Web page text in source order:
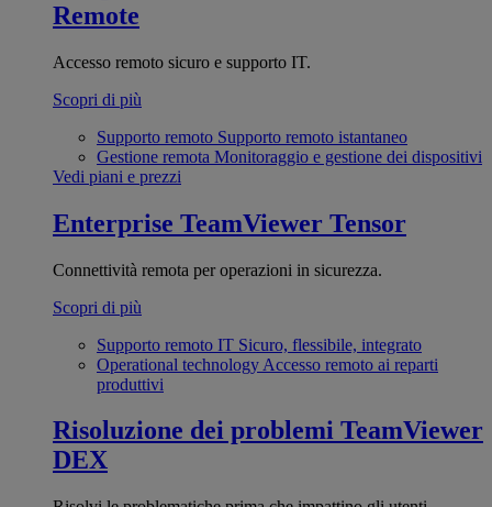
Remote
Accesso remoto sicuro e supporto IT.
Scopri di più
Supporto remoto Supporto remoto istantaneo
Gestione remota Monitoraggio e gestione dei dispositivi
Vedi piani e prezzi
Enterprise TeamViewer Tensor
Connettività remota per operazioni in sicurezza.
Scopri di più
Supporto remoto IT Sicuro, flessibile, integrato
Operational technology Accesso remoto ai reparti
produttivi
Risoluzione dei problemi TeamViewer
DEX